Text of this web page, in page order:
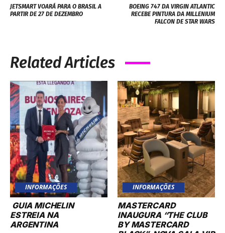
JETSMART VOARÁ PARA O BRASIL A
PARTIR DE 27 DE DEZEMBRO
BOEING 747 DA VIRGIN ATLANTIC
RECEBE PINTURA DA MILLENIUM
FALCON DE STAR WARS
Related Articles
INFORMAÇÕES
GUIA MICHELIN
ESTREIA NA
ARGENTINA
INFORMAÇÕES
MASTERCARD
INAUGURA “THE CLUB
BY MASTERCARD